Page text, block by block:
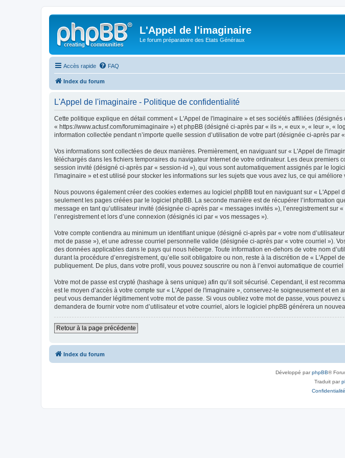
L'Appel de l'imaginaire
Le forum préparatoire des Etats Généraux
Accès rapide FAQ
Index du forum
L'Appel de l'imaginaire - Politique de confidentialité
Cette politique explique en détail comment « L'Appel de l'imaginaire » et ses sociétés affiliées
« https://www.actusf.com/forumimaginaire ») et phpBB (désigné ci-après par « ils », « eux », « leur », «
information collectée pendant n’importe quelle session d’utilisation de votre part (désignée ci-après par
Vos informations sont collectées de deux manières. Premièrement, en naviguant sur « L'Appel de
téléchargés dans les fichiers temporaires du navigateur Internet de votre ordinateur. Les deux
session invité (désigné ci-après par « session-id »), qui vous sont automatiquement assignés par le
l'imaginaire » et est utilisé pour stocker les informations sur les sujets que vous avez lus, ce qui améliore
Nous pouvons également créer des cookies externes au logiciel phpBB tout en naviguant sur «
seulement les pages créées par le logiciel phpBB. La seconde manière est de récupérer l’information
message en tant qu’utilisateur invité (désignée ci-après par « messages invités »), l’enregistrement
l’enregistrement et lors d’une connexion (désignés ici par « vos messages »).
Votre compte contiendra au minimum un identifiant unique (désigné ci-après par « votre nom
mot de passe »), et une adresse courriel personnelle valide (désignée ci-après par « votre courriel »).
des données applicables dans le pays qui nous héberge. Toute information en-dehors de votre nom
durant la procédure d’enregistrement, qu’elle soit obligatoire ou non, reste à la discrétion de «
publiquement. De plus, dans votre profil, vous pouvez souscrire ou non à l’envoi automatique de
Votre mot de passe est crypté (hashage à sens unique) afin qu’il soit sécurisé. Cependant, il est
est le moyen d’accès à votre compte sur « L'Appel de l'imaginaire », conservez-le soigneusement et
peut vous demander légitimement votre mot de passe. Si vous oubliez votre mot de passe, vous
demandera de fournir votre nom d’utilisateur et votre courriel, alors le logiciel phpBB générera un
Retour à la page précédente
Index du forum
Développé parphpBB®
Traduit par
Confidentialité